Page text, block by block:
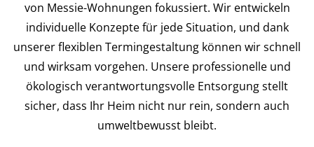
von Messie-Wohnungen fokussiert. Wir entwickeln
individuelle Konzepte für jede Situation, und dank
unserer flexiblen Termingestaltung können wir schnell
und wirksam vorgehen. Unsere professionelle und
ökologisch verantwortungsvolle Entsorgung stellt
sicher, dass Ihr Heim nicht nur rein, sondern auch
umweltbewusst bleibt.